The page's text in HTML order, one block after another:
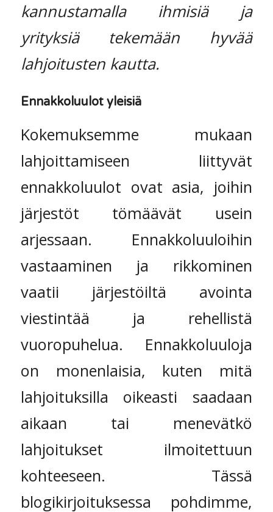
kannustamalla ihmisiä ja
yrityksiä tekemään hyvää
lahjoitusten kautta.
Ennakkoluulot yleisiä
Kokemuksemme mukaan
lahjoittamiseen liittyvät
ennakkoluulot ovat asia, joihin
järjestöt tömäävät usein
arjessaan. Ennakkoluuloihin
vastaaminen ja rikkominen
vaatii järjestöiltä avointa
viestintää ja rehellistä
vuoropuhelua. Ennakkoluuloja
on monenlaisia, kuten mitä
lahjoituksilla oikeasti saadaan
aikaan tai menevätkö
lahjoitukset ilmoitettuun
kohteeseen. Tässä
blogikirjoituksessa pohdimme,